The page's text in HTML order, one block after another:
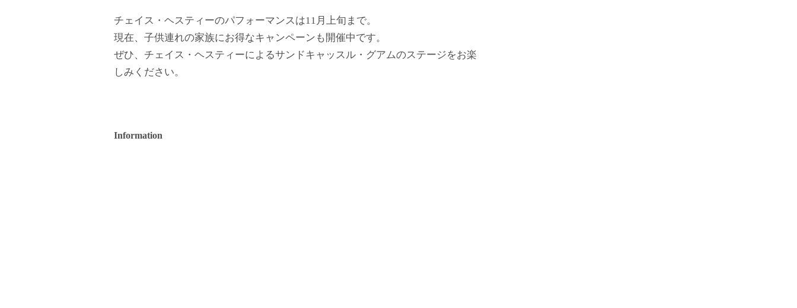
チェイス・ヘスティーのパフォーマンスは11月上旬まで。
現在、子供連れの家族にお得なキャンペーンも開催中です。
ぜひ、チェイス・ヘスティーによるサンドキャッスル・グアムのステージをお楽
しみください。
Information